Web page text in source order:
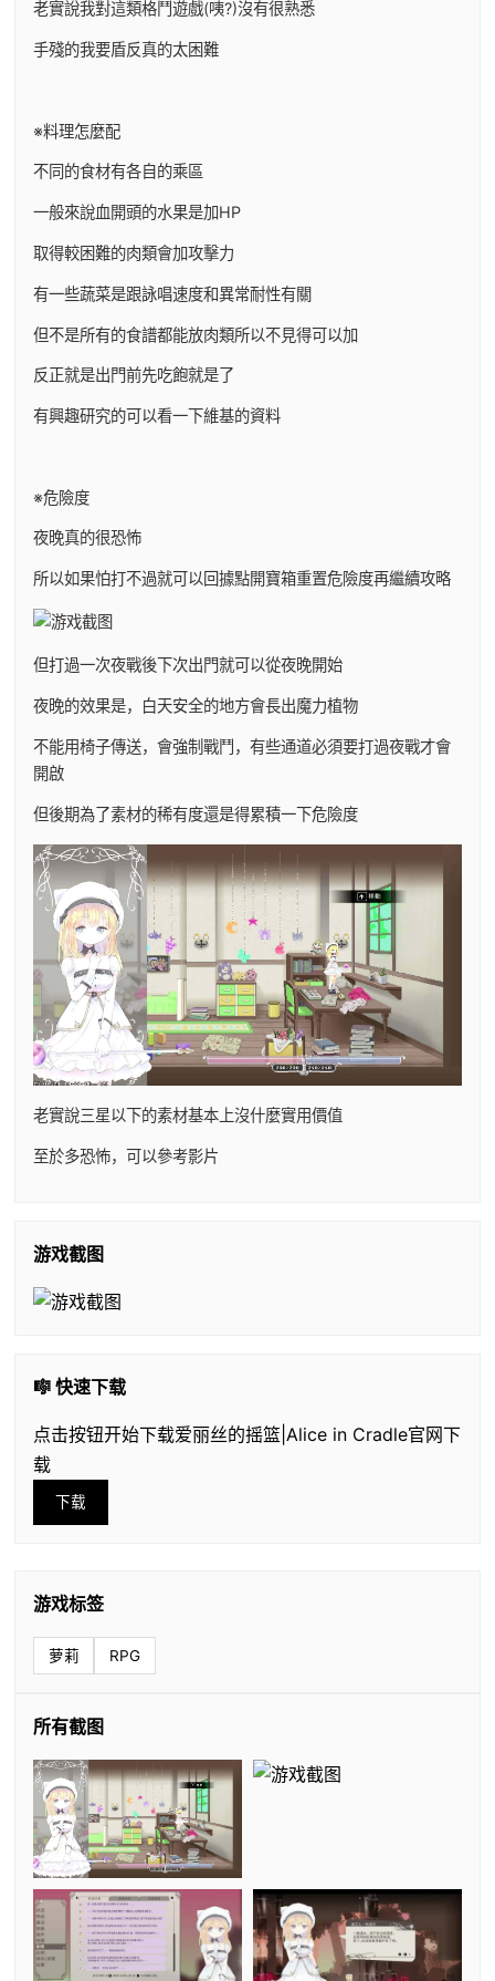
老實說我對這類格鬥遊戲(咦?)沒有很熟悉
手殘的我要盾反真的太困難
※料理怎麼配
不同的食材有各自的乘區
一般來說血開頭的水果是加HP
取得較困難的肉類會加攻擊力
有一些蔬菜是跟詠唱速度和異常耐性有關
但不是所有的食譜都能放肉類所以不見得可以加
反正就是出門前先吃飽就是了
有興趣研究的可以看一下維基的資料
※危險度
夜晚真的很恐怖
所以如果怕打不過就可以回據點開寶箱重置危險度再繼續攻略
但打過一次夜戰後下次出門就可以從夜晚開始
夜晚的效果是，白天安全的地方會長出魔力植物
不能用椅子傳送，會強制戰鬥，有些通道必須要打過夜戰才會
開啟
但後期為了素材的稀有度還是得累積一下危險度
老實說三星以下的素材基本上沒什麼實用價值
至於多恐怖，可以參考影片
游戏截图
🎼 快速下载
点击按钮开始下载爱丽丝的摇篮|Alice in Cradle官网下
载
下载
游戏标签
萝莉 RPG
所有截图